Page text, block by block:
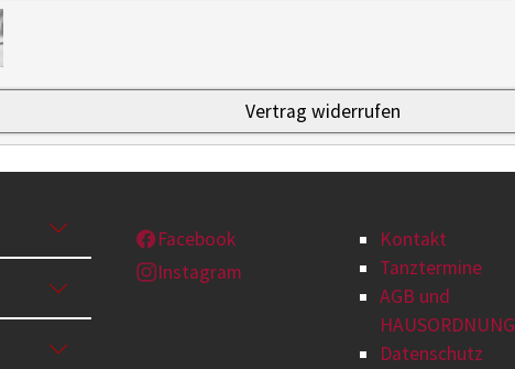
Facebook
Instagram
Kontakt
Tanztermine
AGB und
HAUSORDNUNG
Datenschutz